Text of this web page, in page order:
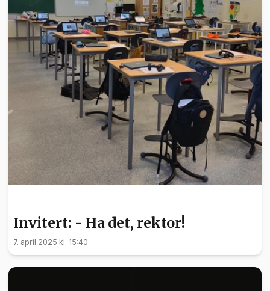
Invitert: - Ha det, rektor!
7. april 2025 kl. 15:40